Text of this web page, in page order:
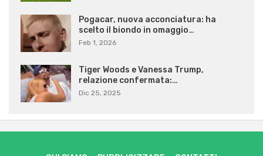
Pogacar, nuova acconciatura: ha
scelto il biondo in omaggio…
Feb 1, 2026
Tiger Woods e Vanessa Trump,
relazione confermata:…
Dic 25, 2025